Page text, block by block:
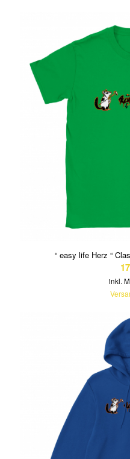
“ easy life Herz “
inkl.